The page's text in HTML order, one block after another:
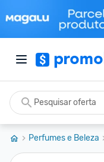
Perfumes e Beleza